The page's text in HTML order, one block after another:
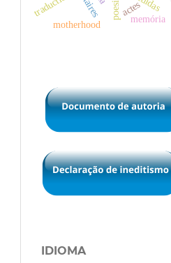
poesia memória
actes
motherhood
IDIOMA